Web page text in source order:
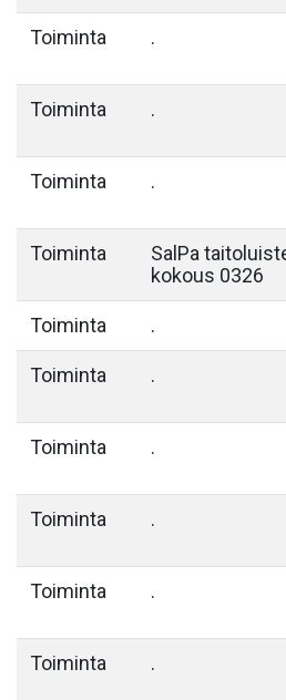
Toiminta .
Toiminta .
Toiminta .
Toiminta
SalPa
kokous 0326
Toiminta .
Toiminta .
Toiminta .
Toiminta .
Toiminta .
Toiminta .